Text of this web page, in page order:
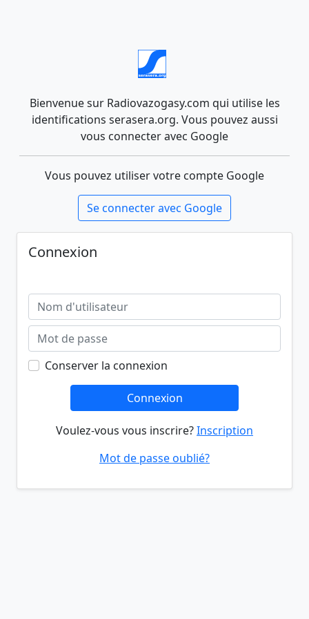
Bienvenue sur Radiovazogasy.com qui utilise les
identifications serasera.org. Vous pouvez aussi
vous connecter avec Google
Vous pouvez utiliser votre compte Google
Se connecter avec Google
Connexion
Conserver la connexion
Connexion
Voulez-vous vous inscrire?Inscription
Mot de passe oublié?